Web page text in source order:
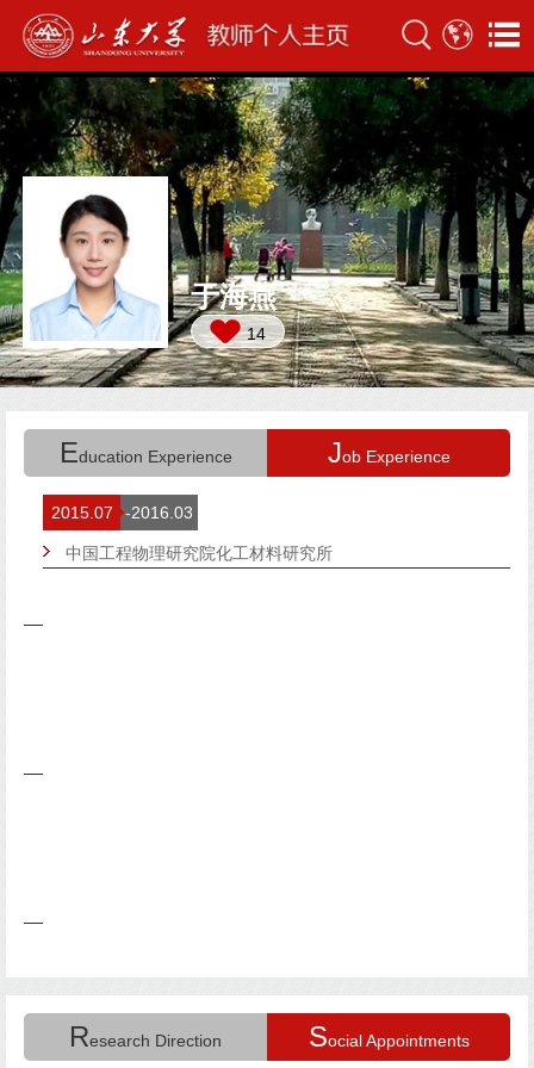
于海燕
14
Education Experience Job Experience
2015.07 -2016.03
中国工程物理研究院化工材料研究所
Research Direction Social Appointments